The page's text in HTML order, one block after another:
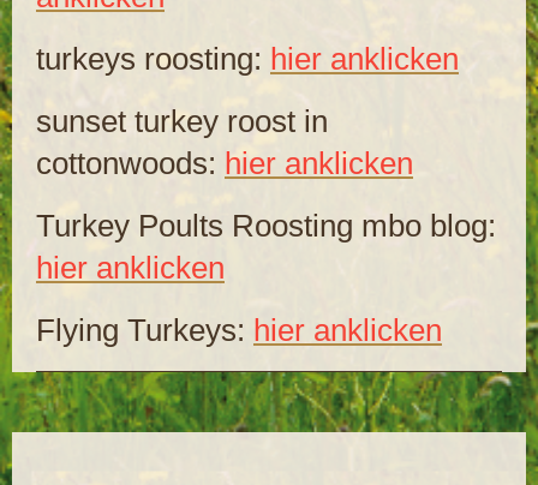
turkeys roosting: hier anklicken
sunset turkey roost in
cottonwoods: hier anklicken
Turkey Poults Roosting mbo blog:
hier anklicken
Flying Turkeys: hier anklicken